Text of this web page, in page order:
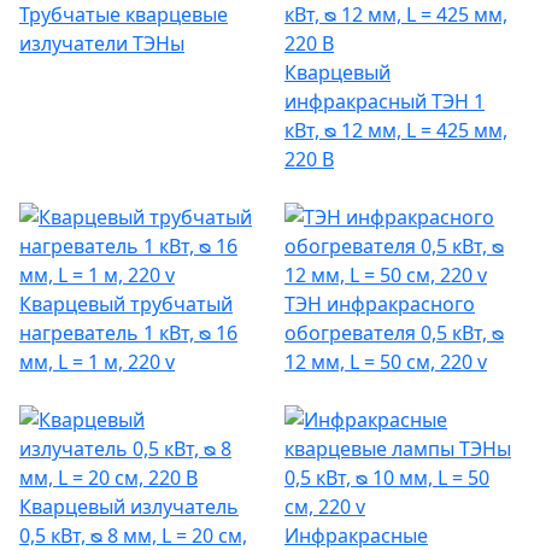
Трубчатые кварцевые
излучатели ТЭНы
Кварцевый
инфракрасный ТЭН 1
кВт, ᴓ 12 мм, L = 425 мм,
220 В
Кварцевый трубчатый
нагреватель 1 кВт, ᴓ 16
мм, L = 1 м, 220 v
ТЭН инфракрасного
обогревателя 0,5 кВт, ᴓ
12 мм, L = 50 см, 220 v
Кварцевый излучатель
0,5 кВт, ᴓ 8 мм, L = 20 см,
Инфракрасные